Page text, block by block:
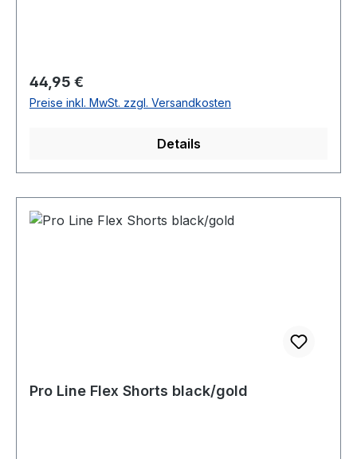
Regulärer Preis:
44,95 €
Preise inkl. MwSt. zzgl. Versandkosten
Details
Pro Line Flex Shorts black/gold